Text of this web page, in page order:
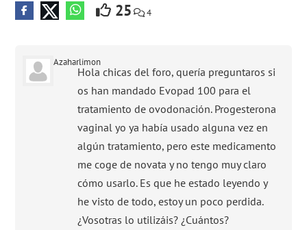
25 4
Azaharlimon
Hola chicas del foro, quería preguntaros si
os han mandado Evopad 100 para el
tratamiento de ovodonación. Progesterona
vaginal yo ya había usado alguna vez en
algún tratamiento, pero este medicamento
me coge de novata y no tengo muy claro
cómo usarlo. Es que he estado leyendo y
he visto de todo, estoy un poco perdida.
¿Vosotras lo utilizáis? ¿Cuántos?